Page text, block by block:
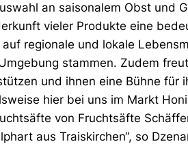
an saisonalem Obst und
vieler Produkte eine
auf regionale und lokale
stammen. Zudem
und ihnen eine Bühne für
hier bei uns im Markt
von Fruchtsäfte
aus Traiskirchen“, so